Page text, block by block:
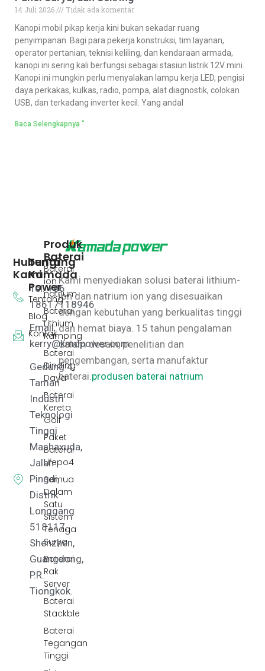
14 Juli 2026
Tidak ada komentar
Kanopi mobil pikap kerja kini bukan sekadar ruang
penyimpanan. Bagi para pekerja konstruksi, tim layanan,
operator pertanian, teknisi keliling, dan kendaraan armada,
kanopi ini sering kali berfungsi sebagai stasiun listrik 12V mini.
Kanopi ini mungkin perlu menyalakan lampu kerja LED, pengisi
daya perkakas, kulkas, radio, pompa, alat diagnostik, colokan
USB, dan terkadang inverter kecil. Yang andal
Baca Selengkapnya "
Kami menyediakan solusi baterai lithium-
ion dan natrium ion yang disesuaikan
dengan kebutuhan yang berkualitas tinggi
dan hemat biaya. 15 tahun pengalaman
dalam desain, penelitian dan
pengembangan, serta manufaktur
baterai. produsen baterai natrium
Produk
Baterai
Baterai
ion
natrium
Baterai
Lithium
Ramping
Baterai
Dinding
Daya
Baterai
Kereta
Golf
Paket
Baterai
Lifepo4
Semua
Dalam
Satu
Sistem
Tenaga
Surya
Baterai
Rak
Server
Baterai
Stackble
Baterai
Tegangan
Tinggi
Tentang
Kamada
Power
Tentang
Blog
Kontak
Hubungi
Kami
Tel: +86
18617118946
Email:
kerry@kmdpower.com
Gedung 4,
Taman
Industri
Teknologi
Tinggi
Mashaxuda,
Jalan
Pingdi,
Distrik
Longgang
518117,
Shenzhen,
Guangdong,
P.R.
Tiongkok.